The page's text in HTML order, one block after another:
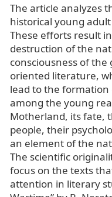
The article analyzes
historical young
These efforts result
destruction of the
consciousness of
oriented literature,
lead to the
among the young
Motherland, its fate,
people, their
an element of the
The scientific
focus on the texts
attention in literary